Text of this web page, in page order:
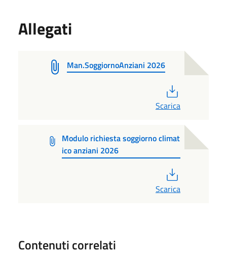
Allegati
Man.SoggiornoAnziani 2026
Scarica
Modulo richiesta soggiorno climat
ico anziani 2026
Scarica
Contenuti correlati